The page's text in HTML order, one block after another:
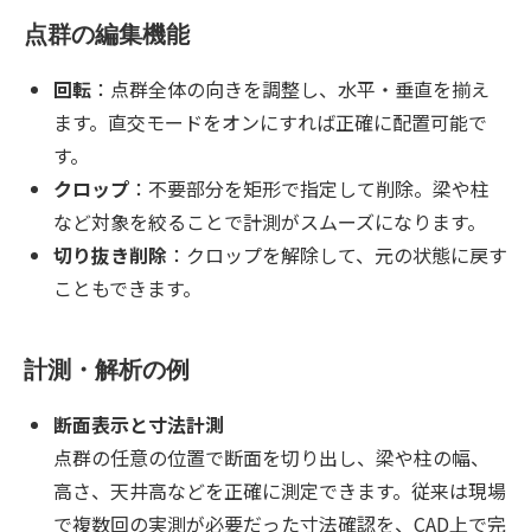
点群の編集機能
回転 ：点群全体の向きを調整し、水平・垂直を揃え
ます。直交モードをオンにすれば正確に配置可能で
す。
クロップ ：不要部分を矩形で指定して削除。梁や柱
など対象を絞ることで計測がスムーズになります。
切り抜き削除 ：クロップを解除して、元の状態に戻す
こともできます。
計測・解析の例
断面表示と寸法計測
点群の任意の位置で断面を切り出し、梁や柱の幅、
高さ、天井高などを正確に測定できます。従来は現場
で複数回の実測が必要だった寸法確認を、CAD上で完